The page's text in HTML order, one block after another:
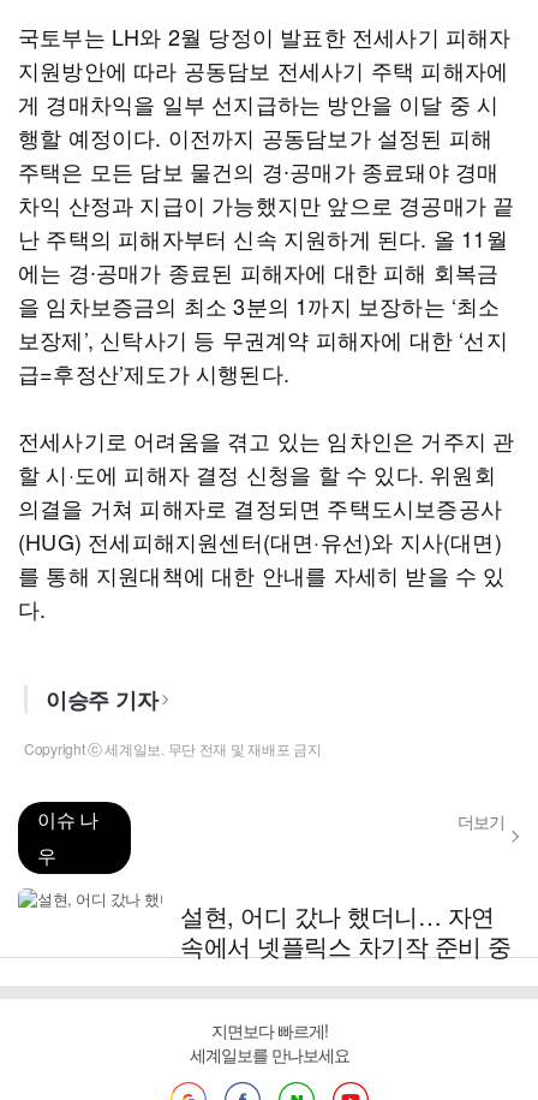
국토부는 LH와 2월 당정이 발표한 전세사기 피해자
지원방안에 따라 공동담보 전세사기 주택 피해자에
게 경매차익을 일부 선지급하는 방안을 이달 중 시
행할 예정이다. 이전까지 공동담보가 설정된 피해
주택은 모든 담보 물건의 경∙공매가 종료돼야 경매
차익 산정과 지급이 가능했지만 앞으로 경공매가 끝
난 주택의 피해자부터 신속 지원하게 된다. 올 11월
에는 경∙공매가 종료된 피해자에 대한 피해 회복금
을 임차보증금의 최소 3분의 1까지 보장하는 ‘최소
보장제’, 신탁사기 등 무권계약 피해자에 대한 ‘선지
급=후정산’제도가 시행된다.
전세사기로 어려움을 겪고 있는 임차인은 거주지 관
할 시·도에 피해자 결정 신청을 할 수 있다. 위원회
의결을 거쳐 피해자로 결정되면 주택도시보증공사
(HUG) 전세피해지원센터(대면·유선)와 지사(대면)
를 통해 지원대책에 대한 안내를 자세히 받을 수 있
다.
이승주 기자
Copyright ⓒ 세계일보. 무단 전재 및 재배포 금지
이슈 나
우
더보기
설현, 어디 갔나 했더니… 자연
속에서 넷플릭스 차기작 준비 중
지면보다 빠르게!
세계일보를 만나보세요